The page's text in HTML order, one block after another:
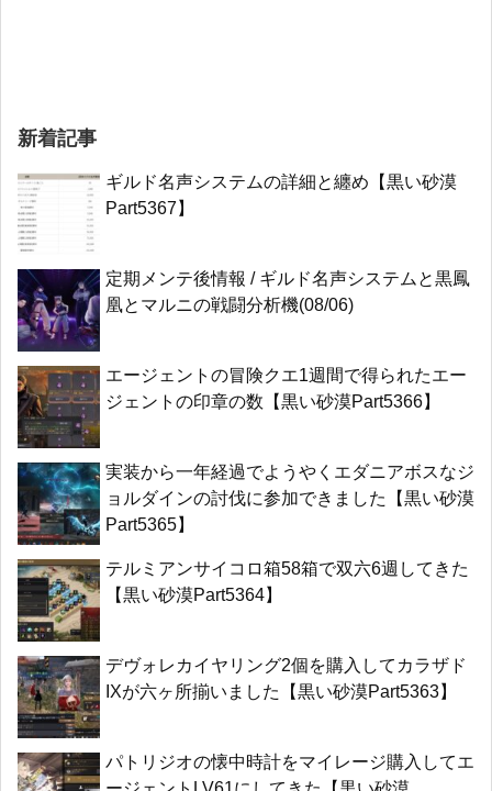
新着記事
ギルド名声システムの詳細と纏め【黒い砂漠
Part5367】
定期メンテ後情報 / ギルド名声システムと黒鳳
凰とマルニの戦闘分析機(08/06)
エージェントの冒険クエ1週間で得られたエー
ジェントの印章の数【黒い砂漠Part5366】
実装から一年経過でようやくエダニアボスなジ
ョルダインの討伐に参加できました【黒い砂漠
Part5365】
テルミアンサイコロ箱58箱で双六6週してきた
【黒い砂漠Part5364】
デヴォレカイヤリング2個を購入してカラザド
IXが六ヶ所揃いました【黒い砂漠Part5363】
パトリジオの懐中時計をマイレージ購入してエ